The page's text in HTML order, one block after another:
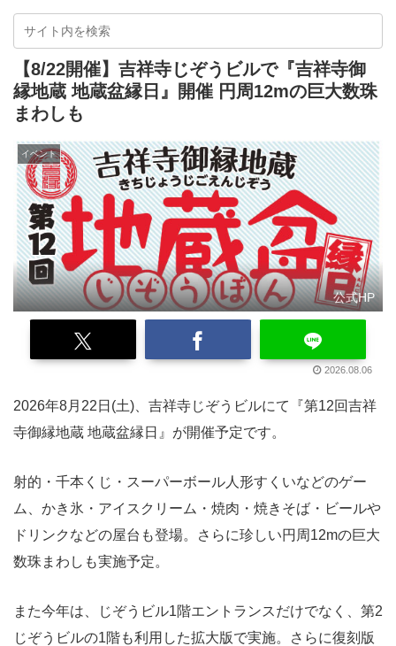
【8/22開催】吉祥寺じぞうビルで『吉祥寺御
縁地蔵 地蔵盆縁日』開催 円周12mの巨大数珠
まわしも
イベント
公式HP
2026.08.06
2026年8月22日(土)、吉祥寺じぞうビルにて『第12回吉祥
寺御縁地蔵 地蔵盆縁日』が開催予定です。
射的・千本くじ・スーパーボール人形すくいなどのゲー
ム、かき氷・アイスクリーム・焼肉・焼きそば・ビールや
ドリンクなどの屋台も登場。さらに珍しい円周12mの巨大
数珠まわしも実施予定。
また今年は、じぞうビル1階エントランスだけでなく、第2
じぞうビルの1階も利用した拡大版で実施。さらに復刻版